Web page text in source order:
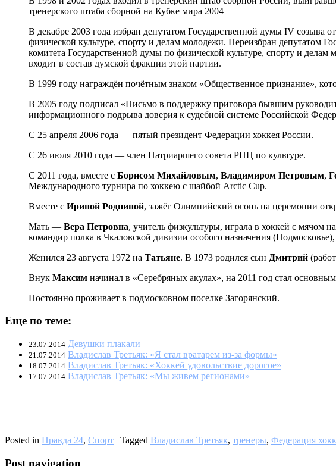
тренерского штаба сборной на Кубке мира 2004
В декабре 2003 года избран депутатом Государственной думы IV созыва
физической культуре, спорту и делам молодежи. Переизбран депутатом
комитета Государственной думы по физической культуре, спорту и
входит в состав думской фракции этой партии.
В 1999 году награждён почётным знаком «Общественное признание»,
В 2005 году подписал «Письмо в поддержку приговора бывшим
информационного подрыва доверия к судебной системе Российской
С 25 апреля 2006 года — пятый президент Федерации хоккея России.
С 26 июля 2010 года — член Патриаршего совета РПЦ по культуре.
С 2011 года, вместе с Борисом Михайловым, Владимиром Петровым,
Международного турнира по хоккею с шайбой Arctic Cup.
Вместе с Ириной Родниной, зажёг Олимпийский огонь на церемонии
Мать — Вера Петровна, учитель физкультуры, играла в хоккей с
командир полка в Чкаловской дивизии особого назначения
Женился 23 августа 1972 на Татьяне. В 1973 родился сын Дмитрий
Внук Максим начинал в «Серебряных акулах», на 2011 год стал
Постоянно проживает в подмосковном поселке Загорянский.
Еще по теме:
23.07.2014 Девушки плакали
21.07.2014 Владислав Третьяк: «Я стал вратарем из-за формы»
18.07.2014 Владислав Третьяк: «Хоккей удовольствие дорогое»
17.07.2014 Владислав Третьяк: «Мы живем регионами»
Posted in Правда 24, Спорт | Tagged Владислав Третьяк, тренеры, Федерация
Post navigation